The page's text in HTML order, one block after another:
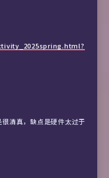
清真，缺点是硬件太过于